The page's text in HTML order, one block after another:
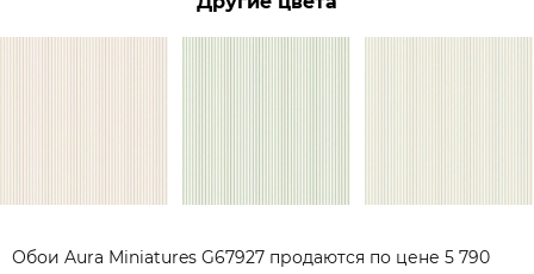
Обои Aura Miniatures G67927 продаются по цене 5 790